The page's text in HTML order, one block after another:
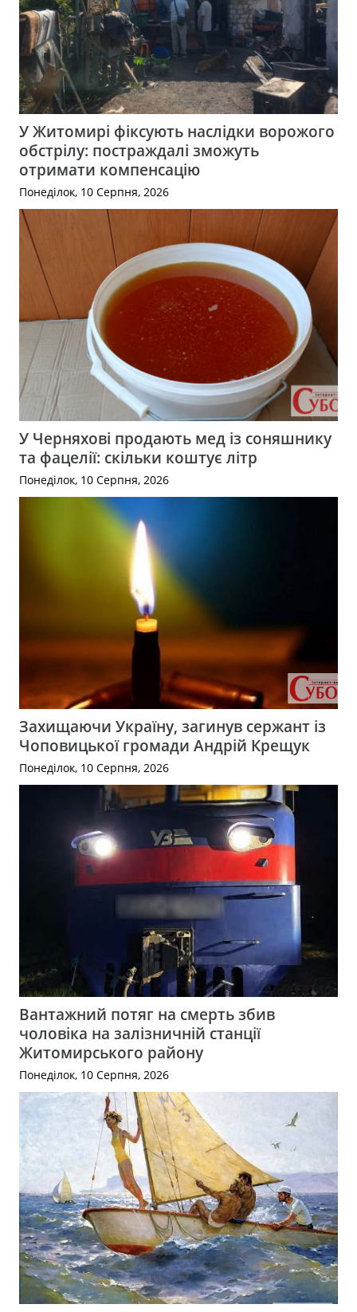
У Житомирі фіксують наслідки ворожого
обстрілу: постраждалі зможуть
отримати компенсацію
Понеділок, 10 Серпня, 2026
У Черняхові продають мед із соняшнику
та фацелії: скільки коштує літр
Понеділок, 10 Серпня, 2026
Захищаючи Україну, загинув сержант із
Чоповицької громади Андрій Крещук
Понеділок, 10 Серпня, 2026
Вантажний потяг на смерть збив
чоловіка на залізничній станції
Житомирського району
Понеділок, 10 Серпня, 2026